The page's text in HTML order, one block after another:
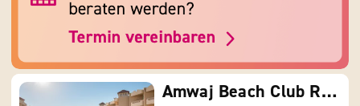
Amwaj Beach Club Resort & Aqua Park